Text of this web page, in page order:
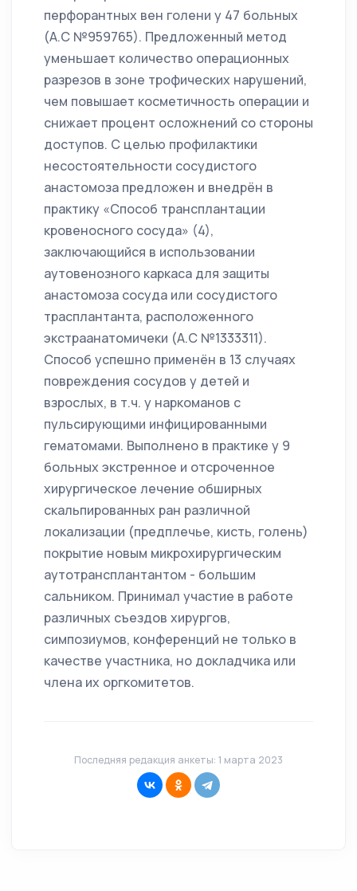
перфорантных вен голени у 47 больных
(А.С №959765). Предложенный метод
уменьшает количество операционных
разрезов в зоне трофических нарушений,
чем повышает косметичность операции и
снижает процент осложнений со стороны
доступов. С целью профилактики
несостоятельности сосудистого
анастомоза предложен и внедрён в
практику «Способ трансплантации
кровеносного сосуда» (4),
заключающийся в использовании
аутовенозного каркаса для защиты
анастомоза сосуда или сосудистого
трасплантанта, расположенного
экстраанатомичеки (А.С №1333311).
Способ успешно применён в 13 случаях
повреждения сосудов у детей и
взрослых, в т.ч. у наркоманов с
пульсирующими инфицированными
гематомами. Выполнено в практике у 9
больных экстренное и отсроченное
хирургическое лечение обширных
скальпированных ран различной
локализации (предплечье, кисть, голень)
покрытие новым микрохирургическим
аутотрансплантантом - большим
сальником. Принимал участие в работе
различных съездов хирургов,
симпозиумов, конференций не только в
качестве участника, но докладчика или
члена их оргкомитетов.
Последняя редакция анкеты: 1 марта 2023